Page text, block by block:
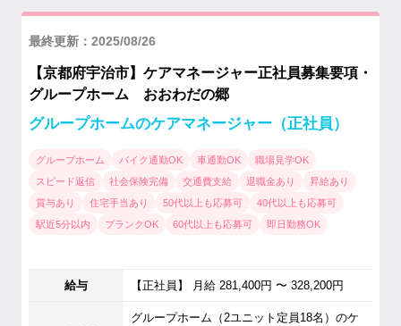
最終更新：2025/08/26
【京都府宇治市】ケアマネージャー正社員募集要項・
グループホーム おおわだの郷
グループホームのケアマネージャー（正社員）
グループホーム バイク通勤OK 車通勤OK
職場見学OK
スピード返信
社会保険完備 交通費支給 退職金あり
昇給あり
賞与あり
住宅手当あり 50代以上も応募可
40代以上も応募可
駅近5分以内
ブランクOK 60代以上も応募可 即日勤務OK
給与 【正社員】 月給 281,400円 〜 328,200円
グループホーム（2ユニット定員18名）のケ